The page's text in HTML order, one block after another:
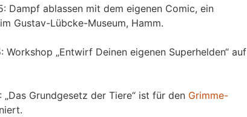
Dampf ablassen mit dem eigenen Comic, ein
im Gustav-Lübcke-Museum, Hamm.
Workshop „Entwirf Deinen eigenen Superhelden“ auf
„Das Grundgesetz der Tiere“ ist für den Grimme-